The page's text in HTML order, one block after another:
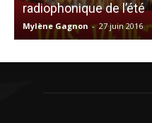
radiophonique de l’été
Mylène Gagnon - 27 juin 2016